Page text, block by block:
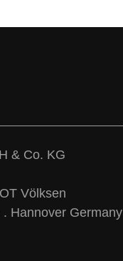
& Co. KG
Völksen
Hannover Germany